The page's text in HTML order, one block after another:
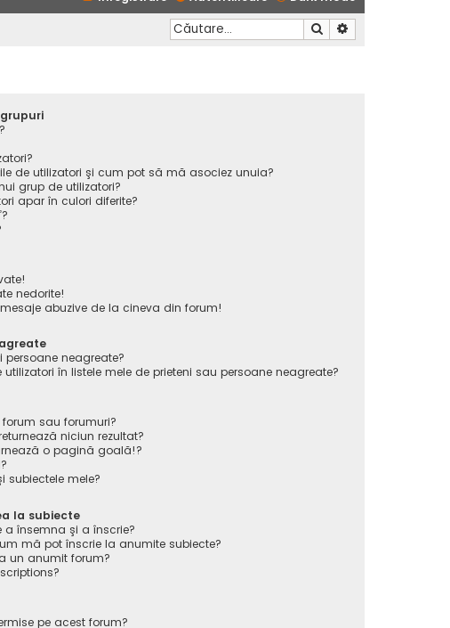
Căutare
de utilizatori şi cum pot să mă asociez unuia?
grup de utilizatori?
apar în culori diferite?
nedorite!
abuzive de la cineva din forum!
persoane neagreate?
în listele mele de prieteni sau persoane neagreate?
sau forumuri?
niciun rezultat?
o pagină goală!?
subiectele mele?
la subiecte
a însemna şi a înscrie?
mă pot înscrie la anumite subiecte?
un anumit forum?
pe acest forum?